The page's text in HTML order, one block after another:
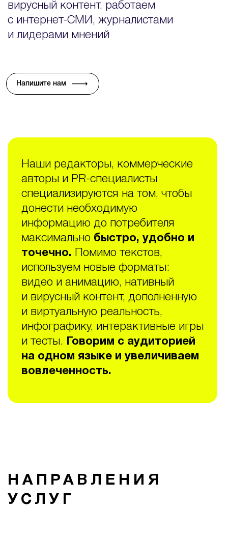
вирусный контент, работаем
с интернет-СМИ, журналистами
и лидерами мнений
Напишите нам √
Наши редакторы, коммерческие
авторы и PR-специалисты
специализируются на том, чтобы
донести необходимую
информацию до потребителя
максимально быстро, удобно и
точечно. Помимо текстов,
используем новые форматы:
видео и анимацию, нативный
и вирусный контент, дополненную
и виртуальную реальность,
инфографику, интерактивные игры
и тесты. Говорим с аудиторией
на одном языке и увеличиваем
вовлеченность.
НАПРАВЛЕНИЯ
УСЛУГ